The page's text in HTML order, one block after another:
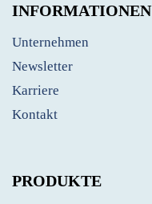
INFORMATIONEN
Unternehmen
Newsletter
Karriere
Kontakt
PRODUKTE